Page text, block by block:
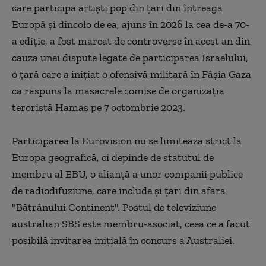
care participă artişti pop din ţări din întreaga
Europă şi dincolo de ea, ajuns în 2026 la cea de-a 70-
a ediţie, a fost marcat de controverse în acest an din
cauza unei dispute legate de participarea Israelului,
o ţară care a iniţiat o ofensivă militară în Fâşia Gaza
ca răspuns la masacrele comise de organizaţia
teroristă Hamas pe 7 octombrie 2023.
Participarea la Eurovision nu se limitează strict la
Europa geografică, ci depinde de statutul de
membru al EBU, o alianţă a unor companii publice
de radiodifuziune, care include şi ţări din afara
"Bătrânului Continent". Postul de televiziune
australian SBS este membru-asociat, ceea ce a făcut
posibilă invitarea iniţială în concurs a Australiei.